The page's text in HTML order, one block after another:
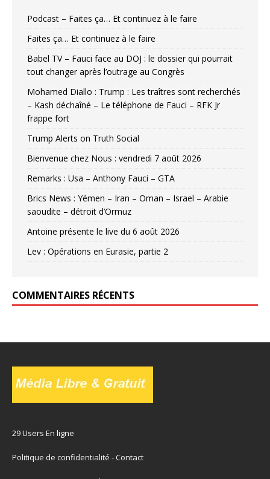
Podcast – Faites ça… Et continuez à le faire
Faites ça… Et continuez à le faire
Babel TV – Fauci face au DOJ : le dossier qui pourrait
tout changer après l’outrage au Congrès
Mohamed Diallo : Trump : Les traîtres sont recherchés
– Kash déchaîné – Le téléphone de Fauci – RFK Jr
frappe fort
Trump Alerts on Truth Social
Bienvenue chez Nous : vendredi 7 août 2026
Remarks : Usa – Anthony Fauci – GTA
Brics News : Yémen – Iran – Oman – Israel – Arabie
saoudite – détroit d’Ormuz
Antoine présente le live du 6 août 2026
Lev : Opérations en Eurasie, partie 2
COMMENTAIRES RÉCENTS
29 Users En ligne
Politique de confidentialité -Contact